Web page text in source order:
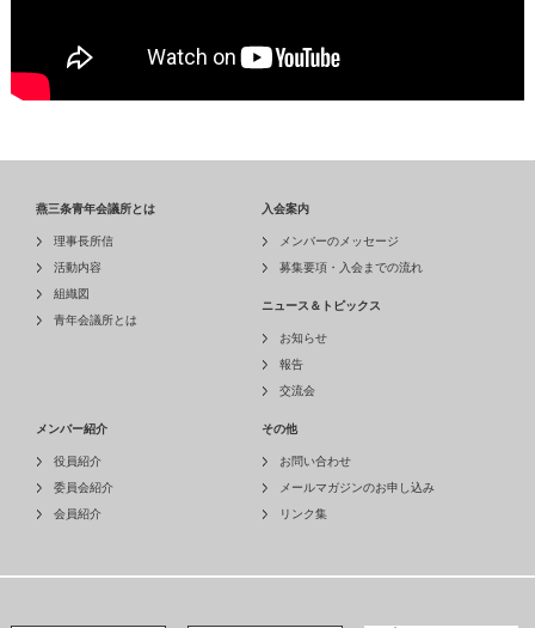
燕三条青年会議所とは
理事長所信
活動内容
組織図
青年会議所とは
入会案内
メンバーのメッセージ
募集要項・入会までの流れ
ニュース＆トピックス
お知らせ
報告
交流会
メンバー紹介
役員紹介
委員会紹介
会員紹介
その他
お問い合わせ
メールマガジンのお申し込み
リンク集